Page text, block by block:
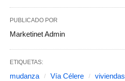
PUBLICADO POR
Marketinet Admin
ETIQUETAS:
mudanza Vía Célere viviendas